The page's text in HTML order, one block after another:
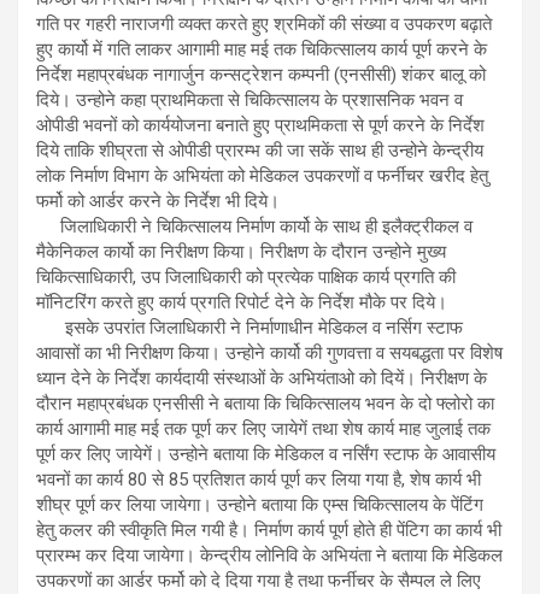
गति पर गहरी नाराजगी व्यक्त करते हुए श्रमिकों की संख्या व उपकरण बढ़ाते
हुए कार्यो में गति लाकर आगामी माह मई तक चिकित्सालय कार्य पूर्ण करने के
निर्देश महाप्रबंधक नागार्जुन कन्सट्रेशन कम्पनी (एनसीसी) शंकर बालू को
दिये। उन्होने कहा प्राथमिकता से चिकित्सालय के प्रशासनिक भवन व
ओपीडी भवनों को कार्ययोजना बनाते हुए प्राथमिकता से पूर्ण करने के निर्देश
दिये ताकि शीघ्रता से ओपीडी प्रारम्भ की जा सकें साथ ही उन्होने केन्द्रीय
लोक निर्माण विभाग के अभियंता को मेडिकल उपकरणों व फर्नीचर खरीद हेतु
फर्मो को आर्डर करने के निर्देश भी दिये।
जिलाधिकारी ने चिकित्सालय निर्माण कार्यो के साथ ही इलैक्ट्रीकल व
मैकेनिकल कार्यो का निरीक्षण किया। निरीक्षण के दौरान उन्होने मुख्य
चिकित्साधिकारी, उप जिलाधिकारी को प्रत्येक पाक्षिक कार्य प्रगति की
मॉनिटरिंग करते हुए कार्य प्रगति रिपोर्ट देने के निर्देश मौके पर दिये।
इसके उपरांत जिलाधिकारी ने निर्माणाधीन मेडिकल व नर्सिग स्टाफ
आवासों का भी निरीक्षण किया। उन्होने कार्यो की गुणवत्ता व सयबद्धता पर विशेष
ध्यान देने के निर्देश कार्यदायी संस्थाओं के अभियंताओ को दियें। निरीक्षण के
दौरान महाप्रबंधक एनसीसी ने बताया कि चिकित्सालय भवन के दो फ्लोरो का
कार्य आगामी माह मई तक पूर्ण कर लिए जायेगें तथा शेष कार्य माह जुलाई तक
पूर्ण कर लिए जायेगें। उन्होने बताया कि मेडिकल व नर्सिंग स्टाफ के आवासीय
भवनों का कार्य 80 से 85 प्रतिशत कार्य पूर्ण कर लिया गया है, शेष कार्य भी
शीघ्र पूर्ण कर लिया जायेगा। उन्होने बताया कि एम्स चिकित्सालय के पेंटिंग
हेतु कलर की स्वीकृति मिल गयी है। निर्माण कार्य पूर्ण होते ही पेंटिग का कार्य भी
प्रारम्भ कर दिया जायेगा। केन्द्रीय लोनिवि के अभियंता ने बताया कि मेडिकल
उपकरणों का आर्डर फर्मो को दे दिया गया है तथा फर्नीचर के सैम्पल ले लिए